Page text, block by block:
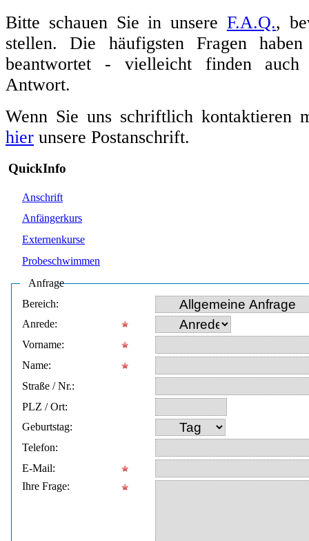
Bitte schauen Sie in unsere F.A.Q.,
stellen. Die häufigsten Fragen
beantwortet - vielleicht finden auch
Antwort.
Wenn Sie uns schriftlich kontaktieren
hier unsere Postanschrift.
QuickInfo
Anschrift
Anfängerkurs
Externenkurse
Probeschwimmen
Anfrage
Bereich:
Anrede:
Vorname:
Name:
Straße / Nr.:
PLZ / Ort:
Geburtstag:
Telefon:
E-Mail:
Ihre Frage: